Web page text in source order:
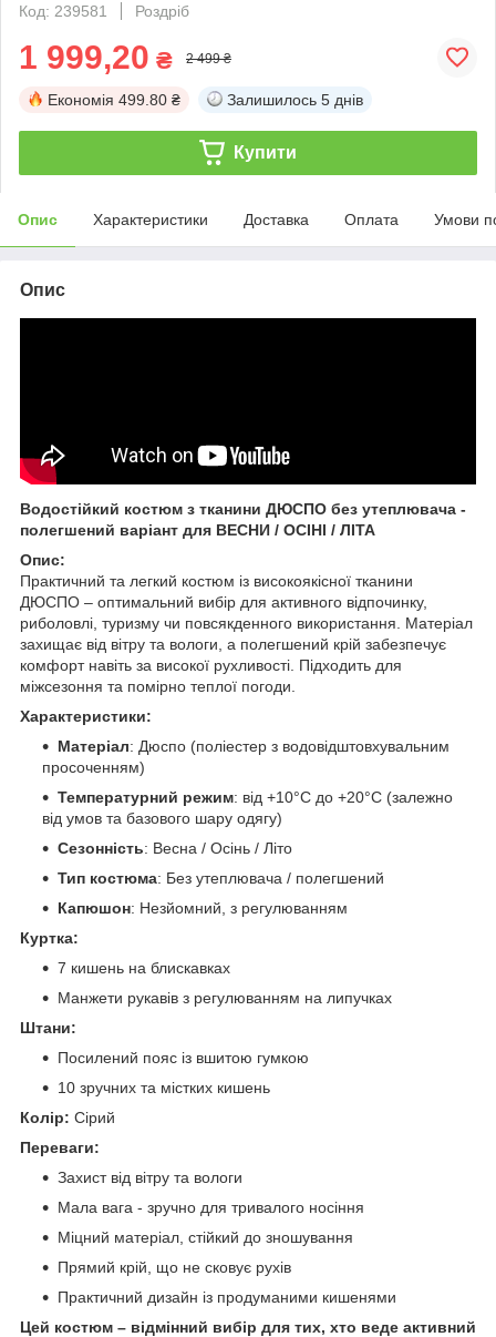
Код: 239581
Роздріб
1 999,20 ₴ 2 499 ₴
Економія 499.80 ₴ Залишилось 5 днів
Купити
Опис Характеристики Доставка Оплата Умови
Опис
Водостійкий костюм з тканини ДЮСПО без утеплювача -
полегшений варіант для ВЕСНИ / ОСІНІ / ЛІТА
Опис:
Практичний та легкий костюм із високоякісної тканини
ДЮСПО – оптимальний вибір для активного відпочинку,
риболовлі, туризму чи повсякденного використання. Матеріал
захищає від вітру та вологи, а полегшений крій забезпечує
комфорт навіть за високої рухливості. Підходить для
міжсезоння та помірно теплої погоди.
Характеристики:
Матеріал: Дюспо (поліестер з водовідштовхувальним
просоченням)
Температурний режим: від +10°C до +20°C (залежно
від умов та базового шару одягу)
Сезонність: Весна / Осінь / Літо
Тип костюма: Без утеплювача / полегшений
Капюшон: Незйомний, з регулюванням
Куртка:
7 кишень на блискавках
Манжети рукавів з регулюванням на липучках
Штани:
Посилений пояс із вшитою гумкою
10 зручних та містких кишень
Колір: Сірий
Переваги:
Захист від вітру та вологи
Мала вага - зручно для тривалого носіння
Міцний матеріал, стійкий до зношування
Прямий крій, що не сковує рухів
Практичний дизайн із продуманими кишенями
Цей костюм – відмінний вибір для тих, хто веде активний